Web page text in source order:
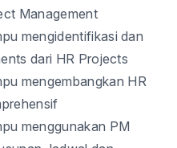
Management
mengidentifikasi dan
dari HR Projects
mengembangkan HR
menggunakan PM